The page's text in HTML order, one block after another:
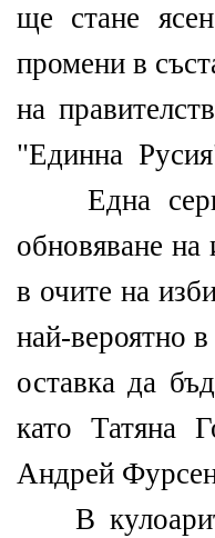
ще стане
промени в
на
"Единна
Една
обновяване на
в очите на
най-вероятно в
оставка да
като Татяна
Андрей
В